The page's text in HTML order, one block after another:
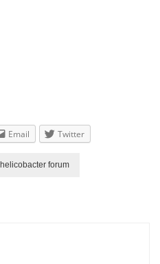
Email Twitter
helicobacter forum